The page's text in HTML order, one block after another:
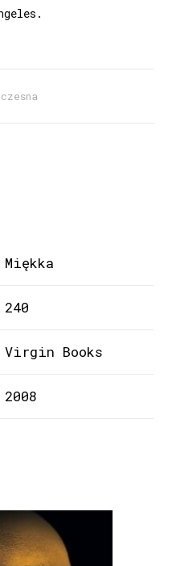
Miękka
240
Virgin Books
2008